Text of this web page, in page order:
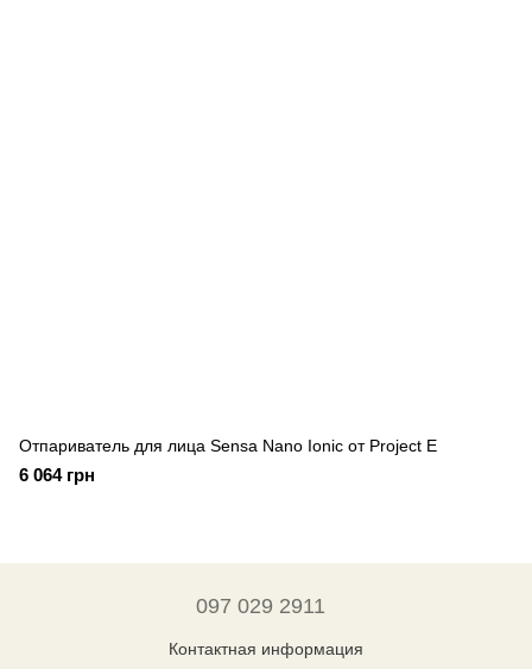
Отпариватель для лица Sensa Nano Ionic от Project E
6 064 грн
097 029 2911
Контактная информация